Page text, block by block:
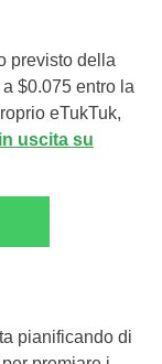
previsto della
$0.075 entro la
eTukTuk,
uscita su
pianificando di